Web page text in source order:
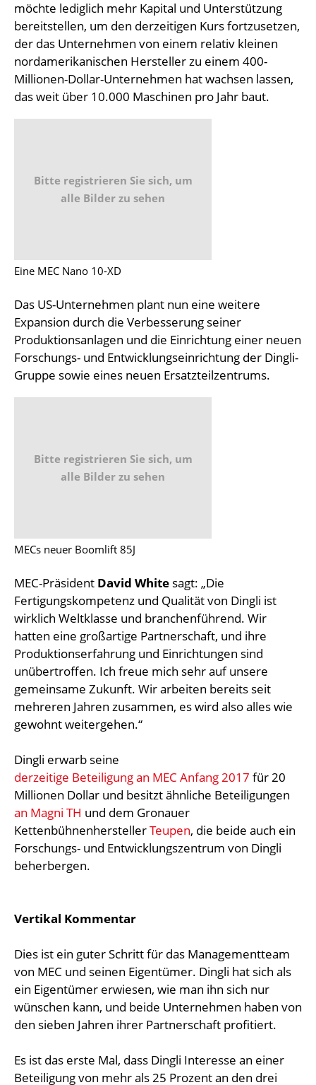
möchte lediglich mehr Kapital und Unterstützung
bereitstellen, um den derzeitigen Kurs fortzusetzen,
der das Unternehmen von einem relativ kleinen
nordamerikanischen Hersteller zu einem 400-
Millionen-Dollar-Unternehmen hat wachsen lassen,
das weit über 10.000 Maschinen pro Jahr baut.
Bitte registrieren Sie sich, um
alle Bilder zu sehen
Eine MEC Nano 10-XD
Das US-Unternehmen plant nun eine weitere
Expansion durch die Verbesserung seiner
Produktionsanlagen und die Einrichtung einer neuen
Forschungs- und Entwicklungseinrichtung der Dingli-
Gruppe sowie eines neuen Ersatzteilzentrums.
Bitte registrieren Sie sich, um
alle Bilder zu sehen
MECs neuer Boomlift 85J
MEC-Präsident David White sagt: „Die
Fertigungskompetenz und Qualität von Dingli ist
wirklich Weltklasse und branchenführend. Wir
hatten eine großartige Partnerschaft, und ihre
Produktionserfahrung und Einrichtungen sind
unübertroffen. Ich freue mich sehr auf unsere
gemeinsame Zukunft. Wir arbeiten bereits seit
mehreren Jahren zusammen, es wird also alles wie
gewohnt weitergehen.“
Dingli erwarb seine
derzeitige Beteiligung an MEC Anfang 2017 für 20
Millionen Dollar und besitzt ähnliche Beteiligungen
an Magni TH und dem Gronauer
KettenbühnenherstellerTeupen, die beide auch ein
Forschungs- und Entwicklungszentrum von Dingli
beherbergen.
Vertikal Kommentar
Dies ist ein guter Schritt für das Managementteam
von MEC und seinen Eigentümer. Dingli hat sich als
ein Eigentümer erwiesen, wie man ihn sich nur
wünschen kann, und beide Unternehmen haben von
den sieben Jahren ihrer Partnerschaft profitiert.
Es ist das erste Mal, dass Dingli Interesse an einer
Beteiligung von mehr als 25 Prozent an den drei